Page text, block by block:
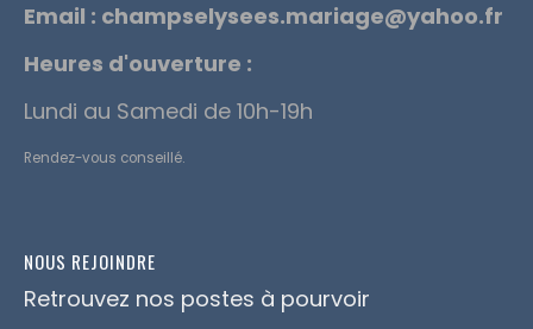
Email : champselysees.mariage@yahoo.fr
Heures d'ouverture :
Lundi au Samedi de 10h-19h
Rendez-vous conseillé.
NOUS REJOINDRE
Retrouvez nos postes à pourvoir